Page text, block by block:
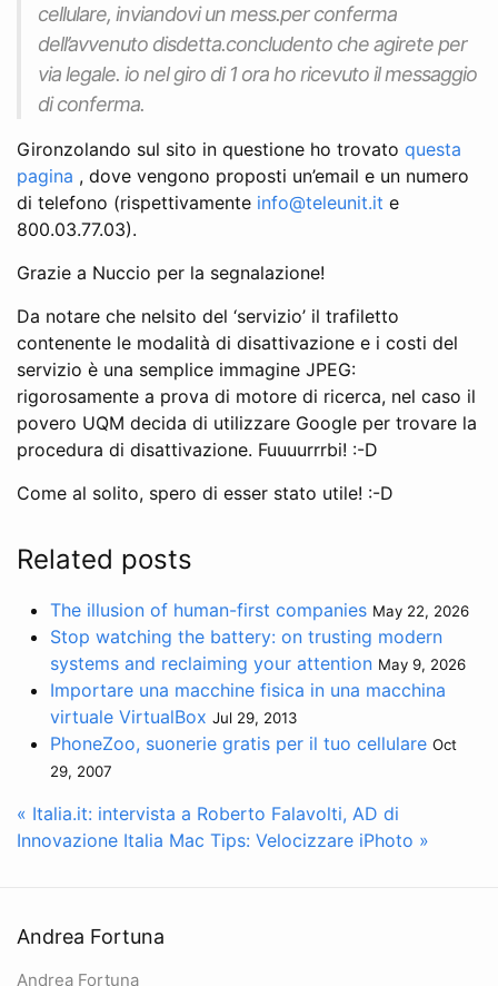
cellulare, inviandovi un mess.per conferma
dell’avvenuto disdetta.concludento che agirete per
via legale. io nel giro di 1 ora ho ricevuto il messaggio
di conferma.
Gironzolando sul sito in questione ho trovato questa
pagina , dove vengono proposti un’email e un numero
di telefono (rispettivamente info@teleunit.it e
800.03.77.03).
Grazie a Nuccio per la segnalazione!
Da notare che nelsito del ‘servizio’ il trafiletto
contenente le modalità di disattivazione e i costi del
servizio è una semplice immagine JPEG:
rigorosamente a prova di motore di ricerca, nel caso il
povero UQM decida di utilizzare Google per trovare la
procedura di disattivazione. Fuuuurrrbi! :-D
Come al solito, spero di esser stato utile! :-D
Related posts
The illusion of human-first companies May 22, 2026
Stop watching the battery: on trusting modern
systems and reclaiming your attention May 9, 2026
Importare una macchine fisica in una macchina
virtuale VirtualBox Jul 29, 2013
PhoneZoo, suonerie gratis per il tuo cellulare Oct
29, 2007
« Italia.it: intervista a Roberto Falavolti, AD di
Innovazione Italia Mac Tips: Velocizzare iPhoto »
Andrea Fortuna
Andrea Fortuna